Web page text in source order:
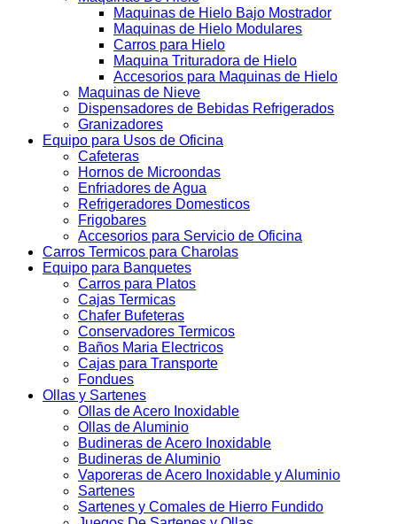
Maquinas de Hielo Bajo Mostrador
Maquinas de Hielo Modulares
Carros para Hielo
Maquina Trituradora de Hielo
Accesorios para Maquinas de Hielo
Maquinas de Nieve
Dispensadores de Bebidas Refrigerados
Granizadores
Equipo para Usos de Oficina
Cafeteras
Hornos de Microondas
Enfriadores de Agua
Refrigeradores Domesticos
Frigobares
Accesorios para Servicio de Oficina
Carros Termicos para Charolas
Equipo para Banquetes
Carros para Platos
Cajas Termicas
Chafer Bufeteras
Conservadores Termicos
Baños Maria Electricos
Cajas para Transporte
Fondues
Ollas y Sartenes
Ollas de Acero Inoxidable
Ollas de Aluminio
Budineras de Acero Inoxidable
Budineras de Aluminio
Vaporeras de Acero Inoxidable y Aluminio
Sartenes
Sartenes y Comales de Hierro Fundido